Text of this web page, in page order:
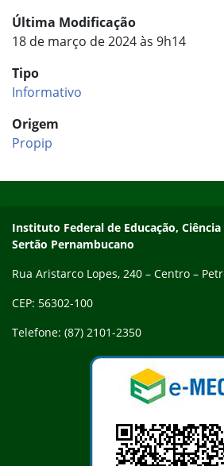
Última Modificação
18 de março de 2024 às 9h14
Tipo
Informativo
Origem
Propip
Endereço
Instituto Federal de Educação,
Sertão Pernambucano
Rua Aristarco Lopes, 240 – Centro –
CEP: 56302-100
Telefone: (87) 2101-2350